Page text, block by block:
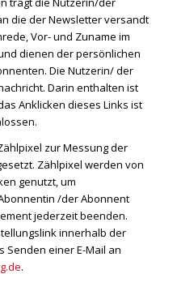
die der Newsletter versandt
Vor- und Zuname im
dienen der persönlichen
Die Nutzerin/ der
Darin enthalten ist
Anklicken dieses Links ist
zur Messung der
Zählpixel werden von
genutzt, um
/der Abonnent
jederzeit beenden.
innerhalb der
Senden einer E-Mail an
.